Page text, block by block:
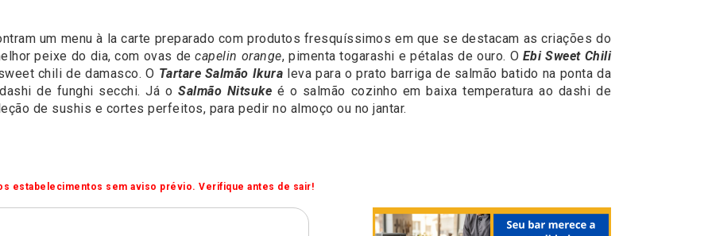
um menu à la carte preparado com produtos fresquíssimos em que se destacam as criações do
peixe do dia, com ovas decapelin orange, pimenta togarashi e pétalas de ouro. O Ebi Sweet Chili
chili de damasco. O Tartare Salmão Ikura leva para o prato barriga de salmão batido na ponta da
de funghi secchi. Já oSalmão Nitsuke é o salmão cozinho em baixa temperatura ao dashi de
de sushis e cortes perfeitos, para pedir no almoço ou no jantar.
estabelecimentos sem aviso prévio. Verifique antes de sair!